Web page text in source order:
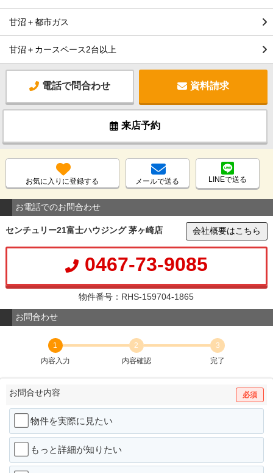
甘沼＋都市ガス
甘沼＋カースペース2台以上
電話で問合わせ 資料請求
来店予約
お気に入りに登録する メールで送る LINEで送る
お電話でのお問合わせ
センチュリー21富士ハウジング 茅ヶ崎店 会社概要はこちら
0467-73-9085
物件番号：RHS-159704-1865
お問合わせ
1
内容入力
2
内容確認
3
完了
お問合せ内容 必須
物件を実際に見たい
もっと詳細が知りたい